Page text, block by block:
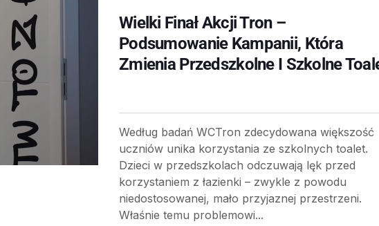
Wielki Finał Akcji Tron –
Podsumowanie Kampanii, Która
Zmienia Przedszkolne I Szkolne
Według badań WCTron zdecydowana większość
uczniów unika korzystania ze szkolnych toalet.
Dzieci w przedszkolach odczuwają lęk przed
korzystaniem z łazienki – zwykle z powodu
niedostosowanej, mało przyjaznej przestrzeni.
Właśnie temu problemowi...